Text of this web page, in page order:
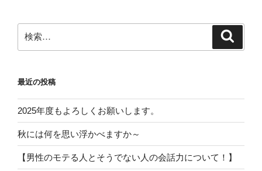
索:
最近の投稿
2025年度もよろしくお願いします。
秋には何を思い浮かべますか～
【男性のモテる人とそうでない人の会話力について！】